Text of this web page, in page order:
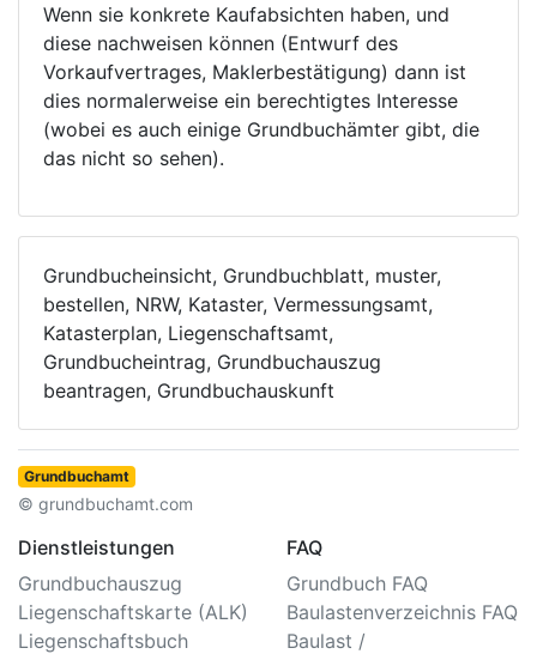
Wenn sie konkrete Kaufabsichten haben, und
diese nachweisen können (Entwurf des
Vorkaufvertrages, Maklerbestätigung) dann ist
dies normalerweise ein berechtigtes Interesse
(wobei es auch einige Grundbuchämter gibt, die
das nicht so sehen).
Grundbucheinsicht, Grundbuchblatt, muster,
bestellen, NRW, Kataster, Vermessungsamt,
Katasterplan, Liegenschaftsamt,
Grundbucheintrag, Grundbuchauszug
beantragen, Grundbuchauskunft
Grundbuchamt
© grundbuchamt.com
Dienstleistungen
Grundbuchauszug
Liegenschaftskarte (ALK)
Liegenschaftsbuch
FAQ
Grundbuch FAQ
Baulastenverzeichnis FAQ
Baulast /